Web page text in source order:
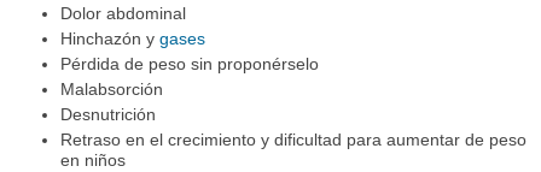
Dolor abdominal
Hinchazón y gases
Pérdida de peso sin proponérselo
Malabsorción
Desnutrición
Retraso en el crecimiento y dificultad para aumentar de peso
en niños